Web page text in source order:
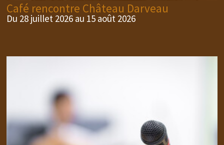
Café rencontre Château Darveau
Du 28 juillet 2026 au 15 août 2026